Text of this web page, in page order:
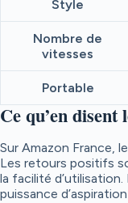
Style
Nombre de
vitesses
Portable
Ce qu’en disent
Sur Amazon France,
Les retours positifs
la facilité
puissance